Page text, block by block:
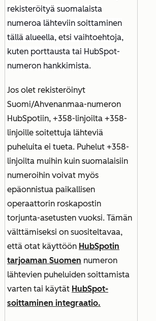
rekisteröityä suomalaista
numeroa lähteviin soittaminen
tällä alueella, etsi vaihtoehtoja,
kuten porttausta tai HubSpot-
numeron hankkimista.
Jos olet rekisteröinyt
Suomi/Ahvenanmaa-numeron
HubSpotiin, +358-linjoilta +358-
linjoille soitettuja lähteviä
puheluita ei tueta. Puhelut +358-
linjoilta muihin kuin suomalaisiin
numeroihin voivat myös
epäonnistua paikallisen
operaattorin roskapostin
torjunta-asetusten vuoksi. Tämän
välttämiseksi on suositeltavaa,
että otat käyttöön HubSpotin
tarjoaman Suomen numeron
lähtevien puheluiden soittamista
varten tai käytät HubSpot-
soittaminen integraatio.